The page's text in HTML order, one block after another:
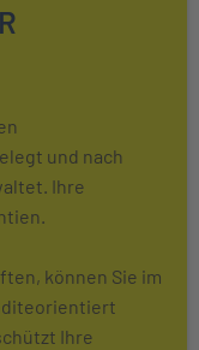
und nach
Ihre
können Sie im
Ihre